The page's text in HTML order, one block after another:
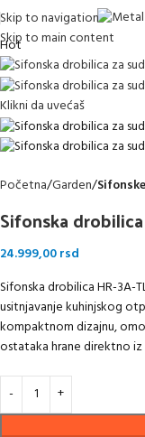
Skip to navigation
Skip to main content
Hot
Klikni da uvećaš
Početna Garden
Sifonska
24.999,00rsd
Sifonska drobilica HR-3A-
usitnjavanje kuhinjskog
kompaktnom dizajnu,
ostataka hrane direktno iz